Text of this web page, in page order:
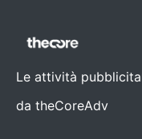
Le attività
da theCoreAdv